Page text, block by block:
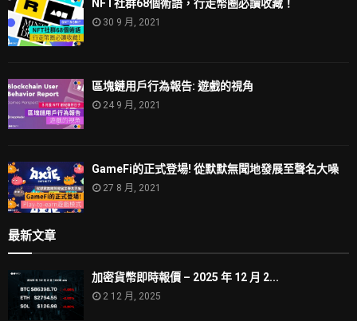
NFT社群68個術語，行走幣圈必讀收藏！
30 9 月, 2021
區塊鏈用戶行為報告: 遊戲的視角
24 9 月, 2021
GameFi的正式登場! 從默默無聞地發展至聲名大噪
27 8 月, 2021
最新文章
加密貨幣即時報價 – 2025 年 12 月 2...
2 12 月, 2025